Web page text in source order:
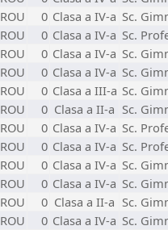
ROU 0 Clasa a IV-a Sc.
ROU 0 Clasa a IV-a Sc.
ROU 0 Clasa a IV-a Sc.
ROU 0 Clasa a IV-a Sc.
ROU 0 Clasa a III-a Sc.
ROU 0 Clasa a II-a Sc.
ROU 0 Clasa a IV-a Sc.
ROU 0 Clasa a IV-a Sc.
ROU 0 Clasa a IV-a Sc.
ROU 0 Clasa a IV-a Sc.
ROU 0 Clasa a II-a Sc.
ROU 0 Clasa a IV-a Sc.